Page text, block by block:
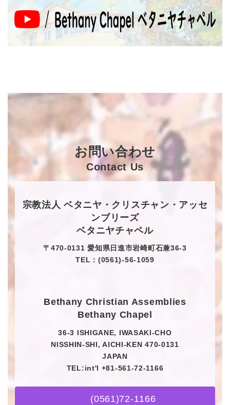
お問い合わせ
Contact Us
宗教法人 ベタニヤ・クリスチャン・アッセ
ンブリーズ
ベタニヤチャペル
〒470-0131 愛知県日進市岩崎町石兼36-3
TEL：(0561)-56-1059
Bethany Christian Assemblies
Bethany Chapel
36-3 ISHIGANE, IWASAKI-CHO
NISSHIN-SHI, AICHI-KEN 470-0131
JAPAN
TEL:int'l +81-561-72-1166
(0561)72-1166